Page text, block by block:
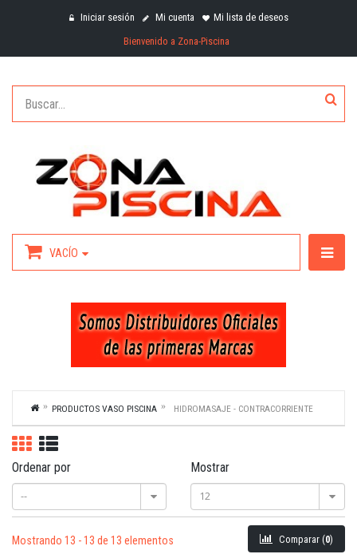
Iniciar sesión Mi cuenta
Mi lista de deseos
Bienvenido a Zona-Piscina
VACÍO
PRODUCTOS VASO PISCINA HIDROMASAJE - CONTRACORRIENTE
Ordenar por
--
Mostrar
12
Mostrando 13 - 13 de 13 elementos Comparar (0)